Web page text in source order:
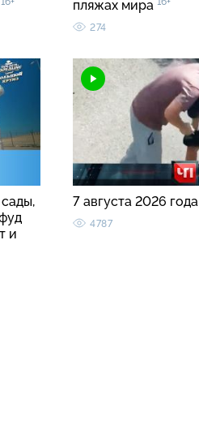
пляжах мира
274
и
7 августа 2026 года
4787